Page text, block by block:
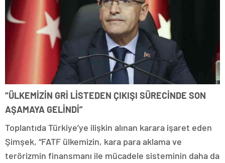
“ÜLKEMİZİN GRİ LİSTEDEN ÇIKIŞI SÜRECİNDE SON
AŞAMAYA GELİNDİ”
Toplantıda Türkiye’ye ilişkin alınan karara işaret eden
Şimşek, “FATF ülkemizin, kara para aklama ve
terörizmin finansmanı ile mücadele sisteminin daha da